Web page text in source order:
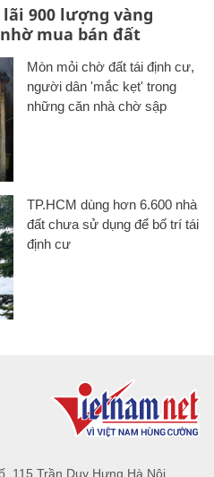
900 lượng vàng
mua bán đất
Mòn mỏi chờ đất tái định cư,
người dân 'mắc kẹt' trong
những căn nhà chờ sập
TP.HCM dùng hơn 6.600 nhà
đất chưa sử dụng để bố trí tái
định cư
115 Trần Duy Hưng Hà Nội